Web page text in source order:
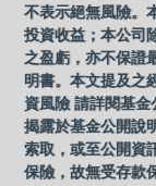
不表示絕無風險。
投資收益；本公司
之盈虧，亦不保證
明書。本文提及之
資風險 請詳閱基
揭露於基金公開說
索取，或至公開資
保險，故無受存款